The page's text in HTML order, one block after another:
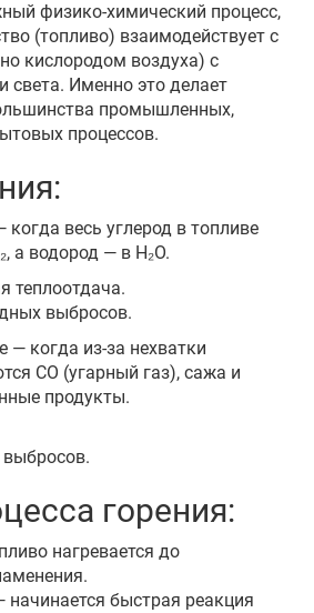
физико-химический процесс,
(топливо) взаимодействует с
кислородом воздуха) с
света. Именно это делает
промышленных,
процессов.
когда весь углерод в топливе
а водород — в H₂O.
теплоотдача.
выбросов.
— когда из-за нехватки
CO (угарный газ), сажа и
продукты.
горения:
нагревается до
быстрая реакция